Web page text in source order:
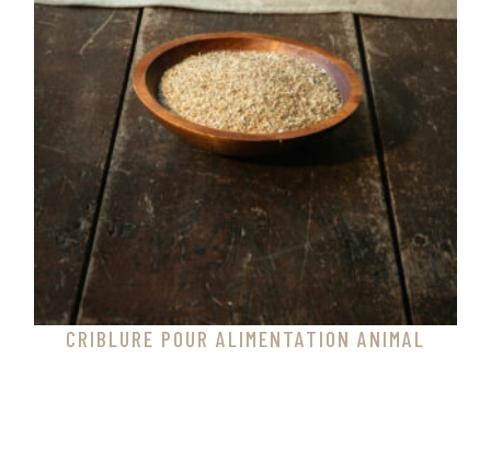
CRIBLURE POUR ALIMENTATION ANIMAL